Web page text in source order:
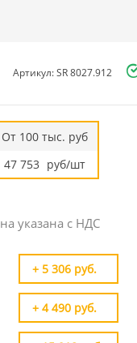
Артикул: SR 8027.912
От 100 тыс. руб
47 753 руб/шт
указана с НДС
+ 5 306 руб.
+ 4 490 руб.